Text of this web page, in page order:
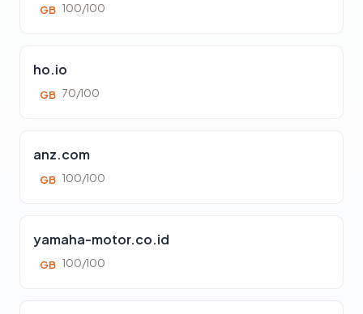
GB 100/100
ho.io
GB 70/100
anz.com
GB 100/100
yamaha-motor.co.id
GB 100/100